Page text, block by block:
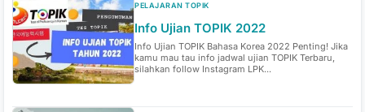
PELAJARAN TOPIK
Info Ujian TOPIK 2022
Info Ujian TOPIK Bahasa Korea 2022 Penting! Jika
kamu mau tau info jadwal ujian TOPIK Terbaru,
silahkan follow Instagram LPK...